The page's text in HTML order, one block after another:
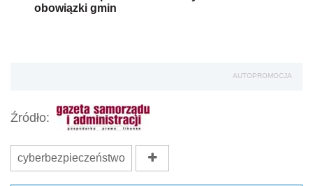
obowiązki gmin
AUTOPROMOCJA
Źródło:
cyberbezpieczeństwo